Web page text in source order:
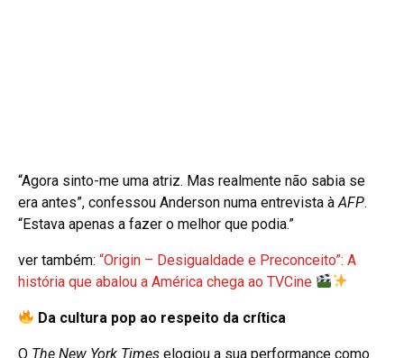
“Agora sinto-me uma atriz. Mas realmente não sabia se
era antes”, confessou Anderson numa entrevista à AFP.
“Estava apenas a fazer o melhor que podia.”
ver também: “Origin – Desigualdade e Preconceito”: A
história que abalou a América chega ao TVCine
Da cultura pop ao respeito da crítica
O The New York Times elogiou a sua performance como